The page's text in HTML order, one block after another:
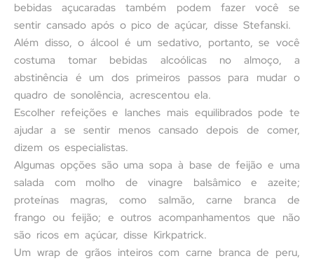
bebidas açucaradas também podem fazer você se
sentir cansado após o pico de açúcar, disse Stefanski.
Além disso, o álcool é um sedativo, portanto, se você
costuma tomar bebidas alcoólicas no almoço, a
abstinência é um dos primeiros passos para mudar o
quadro de sonolência, acrescentou ela.
Escolher refeições e lanches mais equilibrados pode te
ajudar a se sentir menos cansado depois de comer,
dizem os especialistas.
Algumas opções são uma sopa à base de feijão e uma
salada com molho de vinagre balsâmico e azeite;
proteínas magras, como salmão, carne branca de
frango ou feijão; e outros acompanhamentos que não
são ricos em açúcar, disse Kirkpatrick.
Um wrap de grãos inteiros com carne branca de peru,